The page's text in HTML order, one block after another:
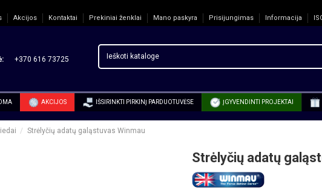
Akcijos Kontaktai Prekiniai ženklai Mano paskyra Prisijungimas Informacija
+370 616 73725
AKCIJOS IŠSIRINKTI PIRKINĮ PARDUOTUVĖSE ĮGYVENDINTI PROJEKTAI
Strėlyčių adatų galąstuvas Winmau
Strėlyčių adatų